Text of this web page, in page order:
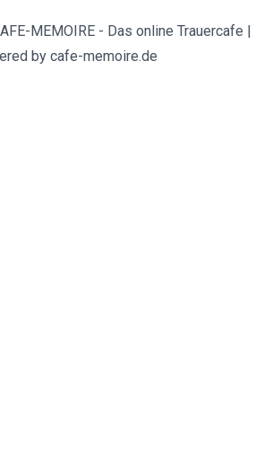
MEMOIRE - Das online Trauercafe |
by cafe-memoire.de